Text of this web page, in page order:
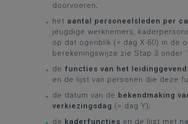
doorvoeren;
het aantal personeelsleden per
jeugdige werknemers,
op dat ogenblik (= dag X-60) in de
berekeningswijze zie Stap 3 onder ‘
de functies van het
en de lijst van personen die deze
de datum van de bekendmaking
verkiezingsdag (= dag Y);
de kaderfuncties en de lijst met